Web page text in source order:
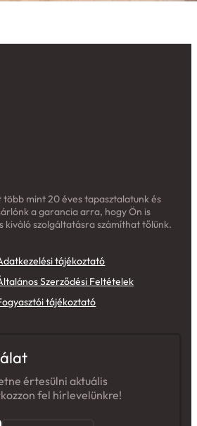
mint 20 éves tapasztalatunk és
a garancia arra, hogy Ön is
kiváló szolgáltatásra számíthat tőlünk.
tájékoztató
Szerződési Feltételek
tájékoztató
értesülni aktuális
fel hírlevelünkre!